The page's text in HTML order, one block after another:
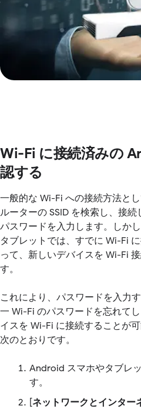
Wi-Fi に接続済みの
認する
一般的な Wi-Fi への接続方法と
ルーターの SSID を検索し、接
パスワードを入力します。しか
タブレットでは、すでに Wi-Fi
って、新しいデバイスを Wi-Fi
す。
これにより、パスワードを入力
一 Wi-Fi のパスワードを忘れて
イスを Wi-Fi に接続することが
次のとおりです。
Android スマホやタブレ
す。
[ネットワークとインター